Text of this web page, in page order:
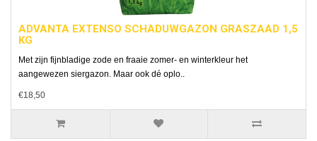
ADVANTA EXTENSO SCHADUWGAZON GRASZAAD 1,5
KG
Met zijn fijnbladige zode en fraaie zomer- en winterkleur het
aangewezen siergazon. Maar ook dé oplo..
€18,50